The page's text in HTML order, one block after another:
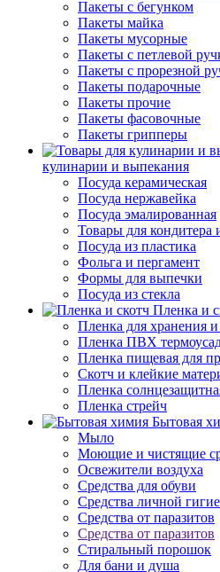
Пакеты с бегунком
Пакеты майка
Пакеты мусорные
Пакеты с петлевой
Пакеты с прорезной
Пакеты подарочные
Пакеты прочие
Пакеты фасовочные
Пакеты грипперы
кулинарии и выпекания
Посуда керамическая
Посуда нержавейка
Посуда эмалированная
Товары для кондитера
Посуда из пластика
Фольга и пергамент
Формы для выпечки
Посуда из стекла
Пленка и
Пленка для хранения
Пленка ПВХ
Пленка пищевая для
Скотч и клейкие
Пленка
Пленка стрейч
Бытовая
Мыло
Моющие и чистящие
Освежители воздуха
Средства для обуви
Средства личной
Средства от паразитов
Средства от паразитов
Стиральный порошок
Для бани и душа